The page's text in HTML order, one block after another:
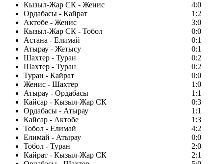
Кызыл-Жар СК - Женис
4:0
Ордабасы - Кайрат
1:2
Актобе - Женис
3:0
Кызыл-Жар СК - Тобол
0:0
Астана - Елимай
0:1
Атырау - Жетысу
0:1
Шахтер - Туран
0:2
Шахтер - Туран
0:2
Туран - Кайрат
0:0
Женис - Шахтер
1:0
Атырау - Ордабасы
1:1
Кайсар - Кызыл-Жар СК
0:3
Ордабасы - Атырау
1:1
Кайсар - Актобе
1:3
Тобол - Елимай
4:2
Елимай - Атырау
0:0
Тобол - Туран
2:0
Кайрат - Кызыл-Жар СК
2:1